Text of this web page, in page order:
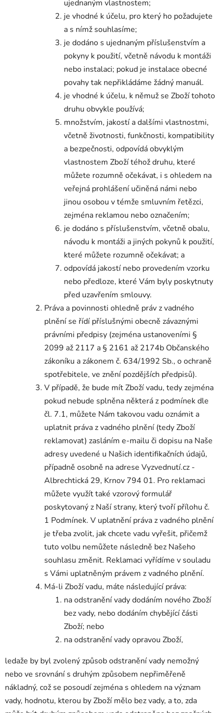
ujednaným vlastnostem;
je vhodné k účelu, pro který ho požadujete
a s nímž souhlasíme;
je dodáno s ujednaným příslušenstvím a
pokyny k použití, včetně návodu k montáži
nebo instalaci; pokud je instalace obecné
povahy tak nepřikládáme žádný manuál.
je vhodné k účelu, k němuž se Zboží tohoto
druhu obvykle používá;
množstvím, jakostí a dalšími vlastnostmi,
včetně životnosti, funkčnosti, kompatibility
a bezpečnosti, odpovídá obvyklým
vlastnostem Zboží téhož druhu, které
můžete rozumně očekávat, i s ohledem na
veřejná prohlášení učiněná námi nebo
jinou osobou v témže smluvním řetězci,
zejména reklamou nebo označením;
je dodáno s příslušenstvím, včetně obalu,
návodu k montáži a jiných pokynů k použití,
které můžete rozumně očekávat; a
odpovídá jakostí nebo provedením vzorku
nebo předloze, které Vám byly poskytnuty
před uzavřením smlouvy.
Práva a povinnosti ohledně práv z vadného
plnění se řídí příslušnými obecně závaznými
právními předpisy (zejména ustanoveními §
2099 až 2117 a § 2161 až 2174b Občanského
zákoníku a zákonem č. 634/1992 Sb., o ochraně
spotřebitele, ve znění pozdějších předpisů).
V případě, že bude mít Zboží vadu, tedy zejména
pokud nebude splněna některá z podmínek dle
čl. 7.1, můžete Nám takovou vadu oznámit a
uplatnit práva z vadného plnění (tedy Zboží
reklamovat) zasláním e-mailu či dopisu na Naše
adresy uvedené u Našich identifikačních údajů,
případně osobně na adrese Vyzvednutí.cz -
Albrechtická 29, Krnov 794 01. Pro reklamaci
můžete využít také vzorový formulář
poskytovaný z Naší strany, který tvoří přílohu č.
1 Podmínek. V uplatnění práva z vadného plnění
je třeba zvolit, jak chcete vadu vyřešit, přičemž
tuto volbu nemůžete následně bez Našeho
souhlasu změnit. Reklamaci vyřídíme v souladu
s Vámi uplatněným právem z vadného plnění.
Má-li Zboží vadu, máte následující práva:
na odstranění vady dodáním nového Zboží
bez vady, nebo dodáním chybějící části
Zboží; nebo
na odstranění vady opravou Zboží,
ledaže by byl zvolený způsob odstranění vady nemožný
nebo ve srovnání s druhým způsobem nepřiměřeně
nákladný, což se posoudí zejména s ohledem na význam
vady, hodnotu, kterou by Zboží mělo bez vady, a to, zda